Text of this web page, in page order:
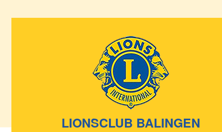
LIONSCLUB BALINGEN